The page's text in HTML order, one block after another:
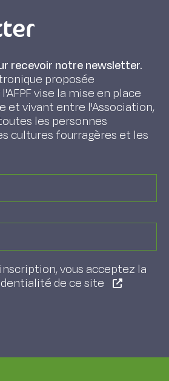
recevoir notre newsletter.
proposée
vise la mise en place
et vivant entre l'Association,
les personnes
cultures fourragères et les
vous acceptez la
de ce site